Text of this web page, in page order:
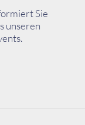
Sie
unseren